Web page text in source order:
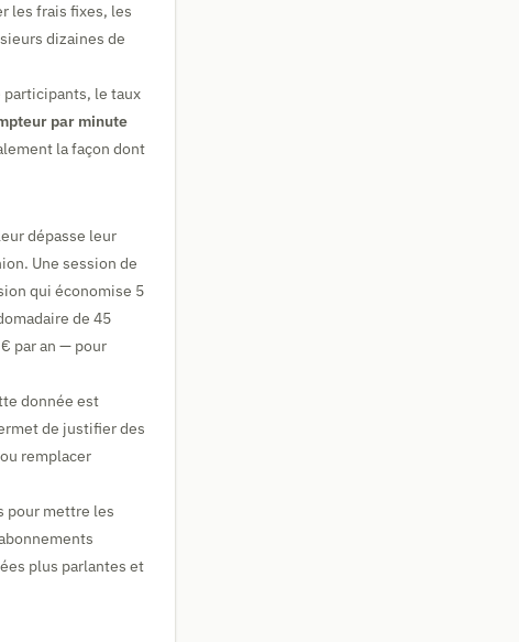
les frais fixes, les
dizaines de
participants, le taux
par minute
la façon dont
dépasse leur
Une session de
qui économise 5
de 45
par an — pour
donnée est
de justifier des
remplacer
pour mettre les
plus parlantes et